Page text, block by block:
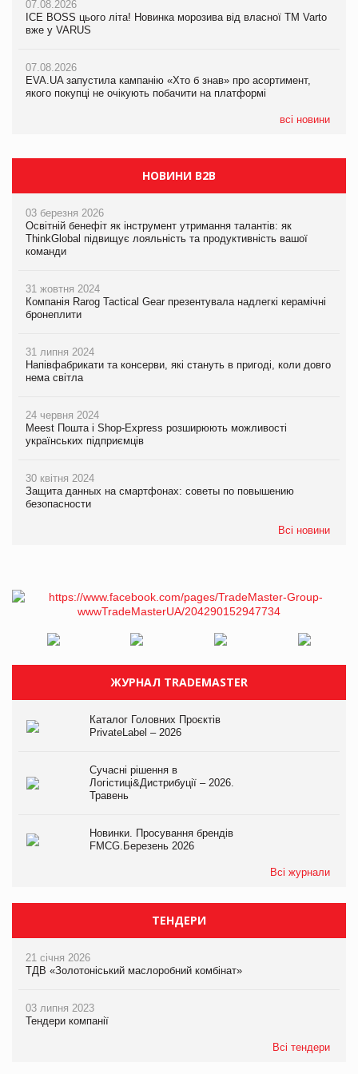
07.08.2026
ICE BOSS цього літа! Новинка морозива від власної ТМ Varto
вже у VARUS
07.08.2026
EVA.UA запустила кампанію «Хто б знав» про асортимент,
якого покупці не очікують побачити на платформі
всі новини
07.08.2026
ICE BOSS цього літа! Новинка морозива від власної ТМ Varto
вже у VARUS
07.08.2026
EVA.UA запустила кампанію «Хто б знав» про асортимент,
якого покупці не очікують побачити на платформі
Продажі Hugo Boss впали на 9%
НОВИНИ B2B
03 березня 2026
Освітній бенефіт як інструмент утримання талантів: як
ThinkGlobal підвищує лояльність та продуктивність вашої
команди
31 жовтня 2024
Компанія Rarog Tactical Gear презентувала надлегкі керамічні
бронеплити
31 липня 2024
Напівфабрикати та консерви, які стануть в пригоді, коли довго
нема світла
24 червня 2024
Meest Пошта і Shop-Express розширюють можливості
українських підприємців
30 квітня 2024
Защита данных на смартфонах: советы по повышению
безопасности
Всі новини
ЖУРНАЛ TRADEMASTER
Каталог Головних Проєктів
PrivateLabel – 2026
Сучасні рішення в
Логістиці&Дистрибуції – 2026.
Травень
Новинки. Просування брендів
FMCG.Березень 2026
Всі журнали
ТЕНДЕРИ
21 січня 2026
ТДВ «Золотоніський маслоробний комбінат»
03 липня 2023
Тендери компанії
Всі тендери